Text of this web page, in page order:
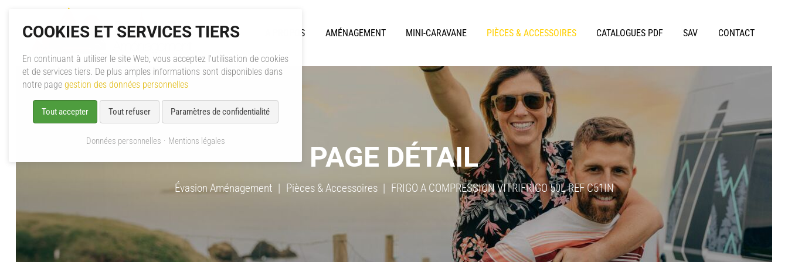
A PROPOS AMÉNAGEMENT MINI-CARAVANE PIÈCES & ACCESSOIRES CATALOGUES PDF SAV CONTACT
PAGE DÉTAIL
Évasion Aménagement Pièces & Accessoires FRIGO A COMPRESSION VITRIFRIGO 50L REF C51IN
COOKIES ET SERVICES TIERS
En continuant à utiliser le site Web, vous acceptez l'utilisation de cookies
et de services tiers. De plus amples informations sont disponibles dans
notre page gestion des données personnelles
Tout accepter Tout refuser Paramètres de confidentialité
Données personnelles Mentions légales